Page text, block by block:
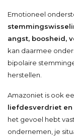
Emotioneel
angst, boosheid,
kan daarmee
bipolaire
herstellen.
Amazoniet is ook
liefdesverdriet en
het gevoel hebt
ondernemen, je